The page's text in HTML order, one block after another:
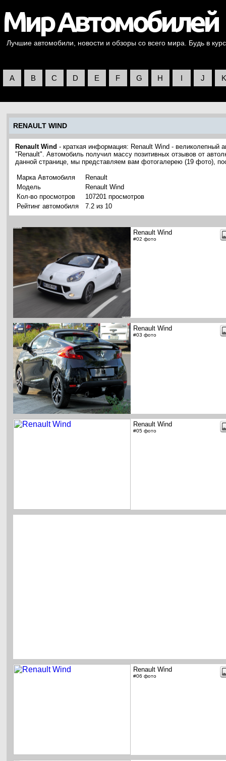
Лучшие автомобили, новости и обзоры со всего мира. Будь в
A B C D E F G H I J K
RENAULT WIND
Renault Wind - краткая информация: Renault Wind - великолепный
"Renault". Автомобиль получил массу позитивных отзывов от
данной странице, мы представляем вам фотогалерею (19 фото),
Марка Автомобиля
Renault
Модель
Renault Wind
Кол-во просмотров
107201 просмотров
Рейтинг автомобиля
7.2 из 10
Renault Wind
#02 фото
Renault Wind
#03 фото
Renault Wind
#05 фото
Renault Wind
#06 фото